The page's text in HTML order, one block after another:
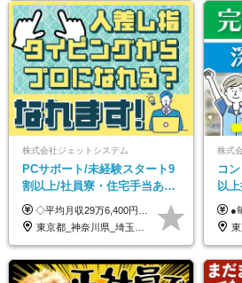
株式会社ジェットシステム
PCサポート/未経験スタート9
割以上/社員寮・住宅手当あり/
正社員デビューOK/20代～30
代活躍中/全国募集
◇平均月収29万6,400円(各種手当含む) ◇住宅手当⇒最大家賃の半額支給 ◇賞与年2回支給 ■月給22万5,000円以上＋地域手当＋時間外手当＋住宅手当＋家族手当 ※経験やスキルに応じて給与を決定します ※試用期間2ヶ月あり（期間内は時給1,060円以上となります） └地域により上がる可能性があり／例：東京都時給1,370円 └その他待遇に差異なし ＜モデル月収例＞ 1年目：296,400円 3年目：320,000円 【固定残業代について】 なし（残業代は、実際の労働時間に応じて別途全額支給）
東京都_神奈川県_埼玉県_千葉県_大阪府_愛知県_北海道_青森県_岩手県_宮城県_秋田県_山形県_福島県_茨城県_群馬県_新潟県_山梨県_長野県_富山県_石川県_静岡県_岐阜県_三重県_兵庫県_京都府_滋賀県_奈良県_和歌山県_広島県_岡山県_鳥取県_島根県_山口県_徳島県_香川県_愛媛県_高知県_福岡県_熊本県_佐賀県_長崎県_大分県_宮崎県_沖縄県
コ
以
120
コ
●毎年1回（12月）の昇給で給与にしっかり反